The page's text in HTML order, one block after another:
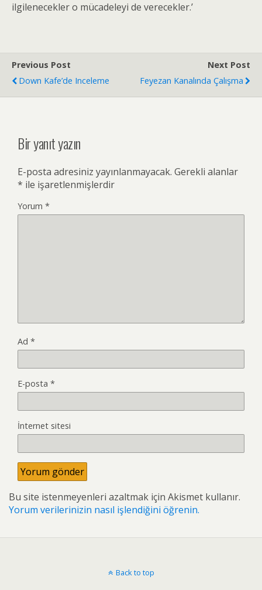
ilgilenecekler o mücadeleyi de verecekler.’
Previous Post
Down Kafe’de Inceleme
Next Post
Feyezan Kanalında Çalışma
Bir yanıt yazın
E-posta adresiniz yayınlanmayacak. Gerekli alanlar
* ile işaretlenmişlerdir
Yorum *
Ad *
E-posta *
İnternet sitesi
Bu site istenmeyenleri azaltmak için Akismet kullanır.
Yorum verilerinizin nasıl işlendiğini öğrenin.
Back to top